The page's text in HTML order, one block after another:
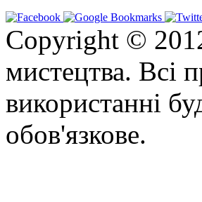
Copyright ©
мистецтва. Всі
використанні
обов'язкове.